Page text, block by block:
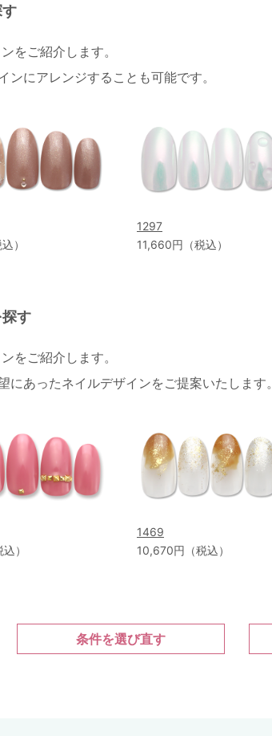
をご紹介します。
にアレンジすることも可能です。
）
1297
11,660円（税込）
す
をご紹介します。
あったネイルデザインをご提案いたします。
）
1469
10,670円（税込）
条件を選び直す